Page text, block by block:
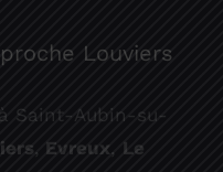
Louviers
Saint-Aubin-su-
, Evreux, Le